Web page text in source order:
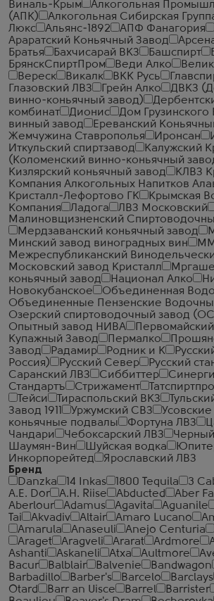
Виналь-Крым
Алкогольная
(АПК)
Алкогольная Сибирская
Люкс
Альянс-1892 АПФ Фанагория
Араратский Коньячный Завод
Братья
Бахчисарай ВКЗ Башспирт
БрянскСпиртПром
Веди Алко
Вереск
Викалк ВКК Русь
Глазовский ЛВЗ
Грейн Алко
ДВКЗ
винно-коньячный завод)
комбинат
Дионис Дом Грузинского
винный завод
Ереванский
Жемчужина Ставрополья
Иронсан
Иткульский спиртзавод
Калужский
(Коломенский винно-коньячный
Кизлярский коньячный завод
КЛВЗ
Компания Алкогольных Напитков
Кристалл-Лефортово ГК
Крымская
Компания
Ладога
ЛВЗ Московский
Малиновщизненский
Мердзаванский коньячный завод
Минский завод виноградных вин
Межреспубликанский
Московский завод Кристалл
коньячный завод
Национал Алко
Новокубанское
Объединенная
Объединенные Пензенские
Озерский спиртоводочный завод
Опытный завод НИВА
Первомайский
Купажный Завод
Пермалко
Завод
Радамир Родник и К
Россия)
Русский Север
Русский
Саранский ЛВЗ
Сиббиттер
Стандартъ
Стрижамент
Тейси
Тираспольский ВКЗ
Завод 1911
Уржумский СВЗ
коньячные подвалы
Фортуна ЛВЗ
Чандари
Чебоксарский ЛВЗ
Шаумян-Вин
Шуйская водка
Инкорпорейтед
Ярославский ЛВЗ
Бренд
Danzka
14 Inkas 1800 Tequila 3
A.E. Dor
A.H. Riise Abducted Aber
Aberlour
Adamus Agavita Aguanile
Tai
Akvadiv Altair Amaro Lucano
Amarula
Anaseuli Anejo Centuria
Araget
Aragveli Ararat Ardmore
Ashanti
Askaneli Atxa Aultmore
Bacur
Balblair Balvenie Bandwagon
Barbadillo
Barber's Barcelo Barclays
Otard
Barr an Uisce Barrel Barrister